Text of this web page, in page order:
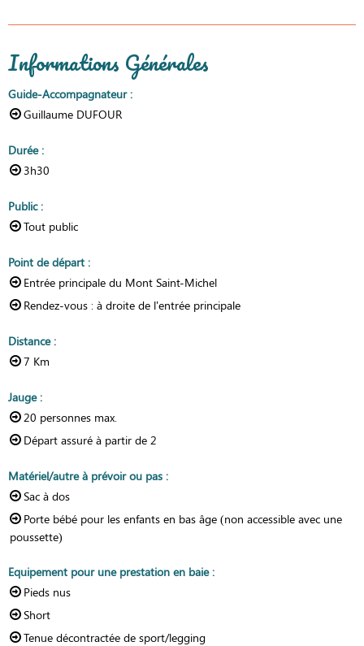
Informations Générales
Guide-Accompagnateur:
Guillaume DUFOUR
Durée:
3h30
Public:
Tout public
Point de départ :
Entrée principale du Mont Saint-Michel
Rendez-vous : à droite de l'entrée principale
Distance:
7 Km
Jauge:
20 personnes max.
Départ assuré à partir de 2
Matériel/autre à prévoir ou pas :
Sac à dos
Porte bébé pour les enfants en bas âge (non accessible avec une
poussette)
Equipement pour une prestation en baie:
Pieds nus
Short
Tenue décontractée de sport/legging